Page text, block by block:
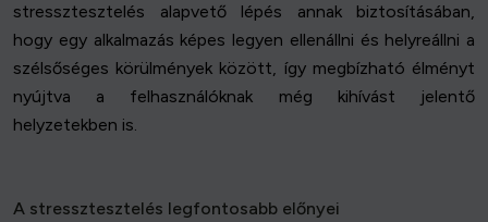
stressztesztelés alapvető lépés annak biztosításában,
hogy egy alkalmazás képes legyen ellenállni és helyreállni a
szélsőséges körülmények között, így megbízható élményt
nyújtva a felhasználóknak még kihívást jelentő
helyzetekben is.
A stressztesztelés legfontosabb előnyei